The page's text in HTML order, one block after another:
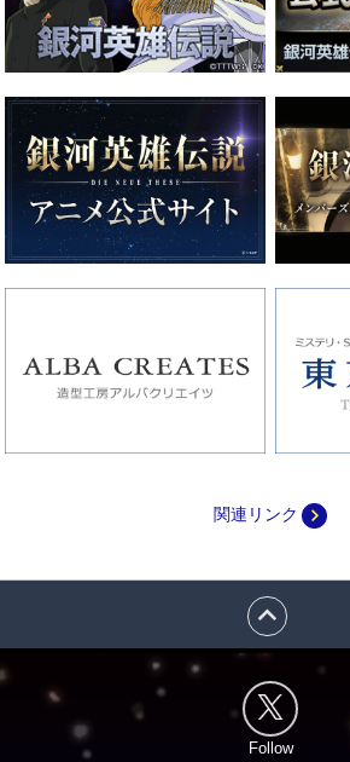
関連リンク navigate_next
expand_less
Follow